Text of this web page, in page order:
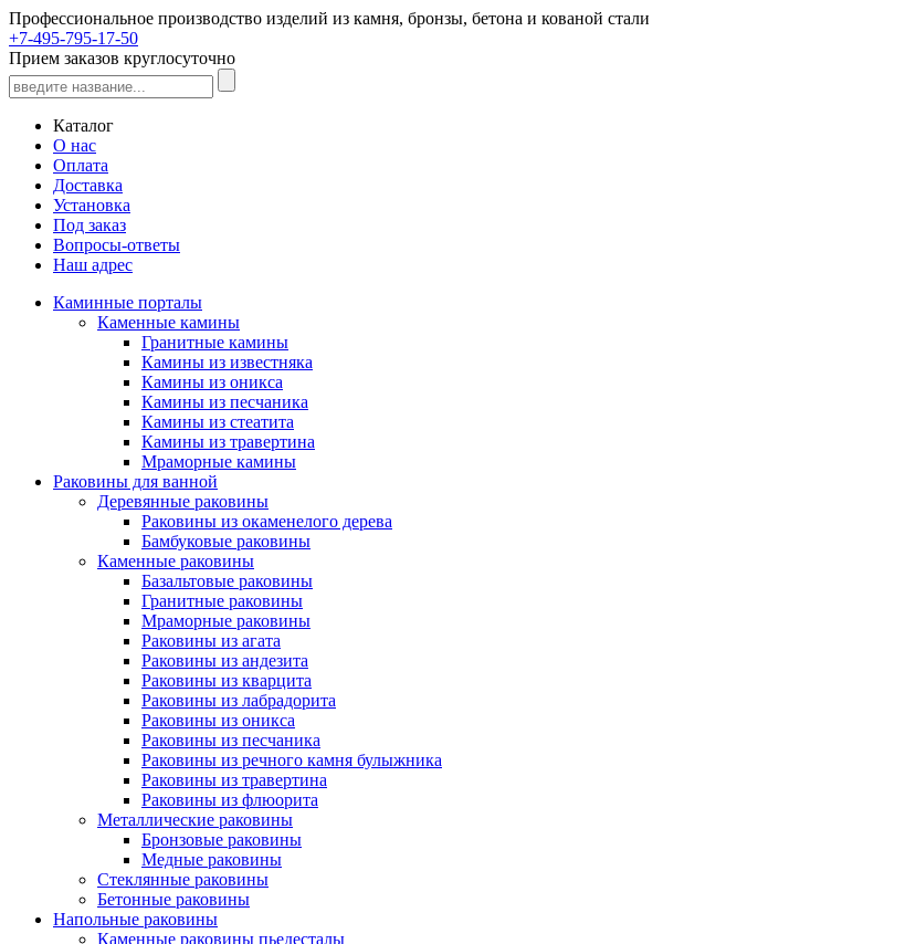
Профессиональное производство изделий из камня, бронзы, бетона и кованой стали
+7-495-795-17-50
Прием заказов круглосуточно
Каталог
О нас
Оплата
Доставка
Установка
Под заказ
Вопросы-ответы
Наш адрес
Каминные порталы
Каменные камины
Гранитные камины
Камины из известняка
Камины из оникса
Камины из песчаника
Камины из стеатита
Камины из травертина
Мраморные камины
Раковины для ванной
Деревянные раковины
Раковины из окаменелого дерева
Бамбуковые раковины
Каменные раковины
Базальтовые раковины
Гранитные раковины
Мраморные раковины
Раковины из агата
Раковины из андезита
Раковины из кварцита
Раковины из лабрадорита
Раковины из оникса
Раковины из песчаника
Раковины из речного камня булыжника
Раковины из травертина
Раковины из флюорита
Металлические раковины
Бронзовые раковины
Медные раковины
Стеклянные раковины
Бетонные раковины
Напольные раковины
Каменные раковины пьедесталы